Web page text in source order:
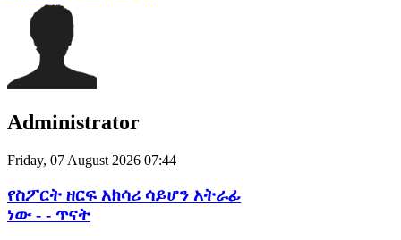
Administrator
Friday, 07 August 2026 07:44
የስፖርት ዘርፍ አክሳሪ ሳይሆን አትራፊ
ነው - - ጥናት